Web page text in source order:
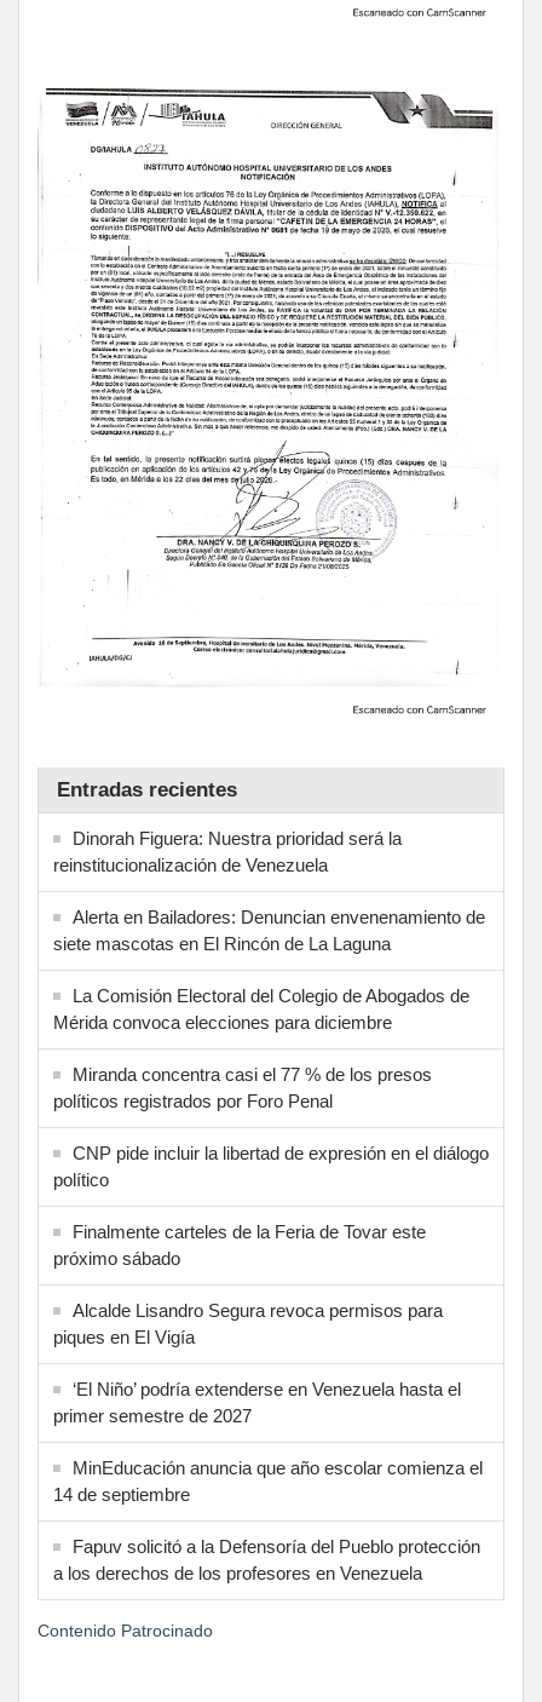
Entradas recientes
Dinorah Figuera: Nuestra prioridad será la
reinstitucionalización de Venezuela
Alerta en Bailadores: Denuncian envenenamiento de
siete mascotas en El Rincón de La Laguna
La Comisión Electoral del Colegio de Abogados de
Mérida convoca elecciones para diciembre
Miranda concentra casi el 77 % de los presos
políticos registrados por Foro Penal
CNP pide incluir la libertad de expresión en el diálogo
político
Finalmente carteles de la Feria de Tovar este
próximo sábado
Alcalde Lisandro Segura revoca permisos para
piques en El Vigía
‘El Niño’ podría extenderse en Venezuela hasta el
primer semestre de 2027
MinEducación anuncia que año escolar comienza el
14 de septiembre
Fapuv solicitó a la Defensoría del Pueblo protección
a los derechos de los profesores en Venezuela
Contenido Patrocinado